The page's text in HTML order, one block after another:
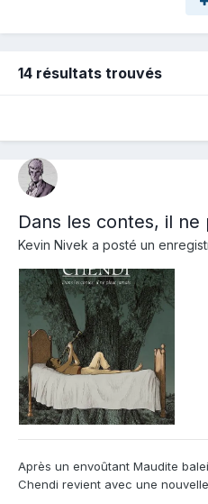
14 résultats trouvés
Dans les contes, il ne
Kevin Nivek a posté un
Après un envoûtant Maudite
Chendi revient avec une